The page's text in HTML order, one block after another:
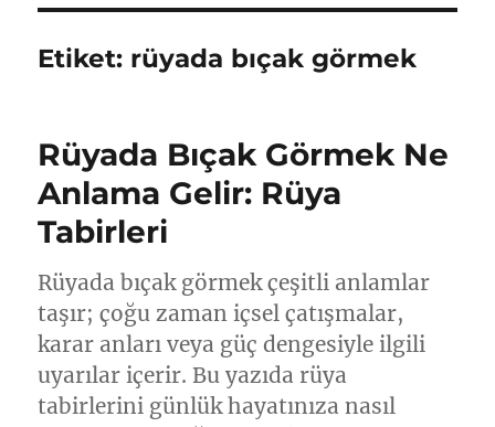
Etiket: rüyada bıçak görmek
Rüyada Bıçak Görmek Ne
Anlama Gelir: Rüya
Tabirleri
Rüyada bıçak görmek çeşitli anlamlar
taşır; çoğu zaman içsel çatışmalar,
karar anları veya güç dengesiyle ilgili
uyarılar içerir. Bu yazıda rüya
tabirlerini günlük hayatınıza nasıl